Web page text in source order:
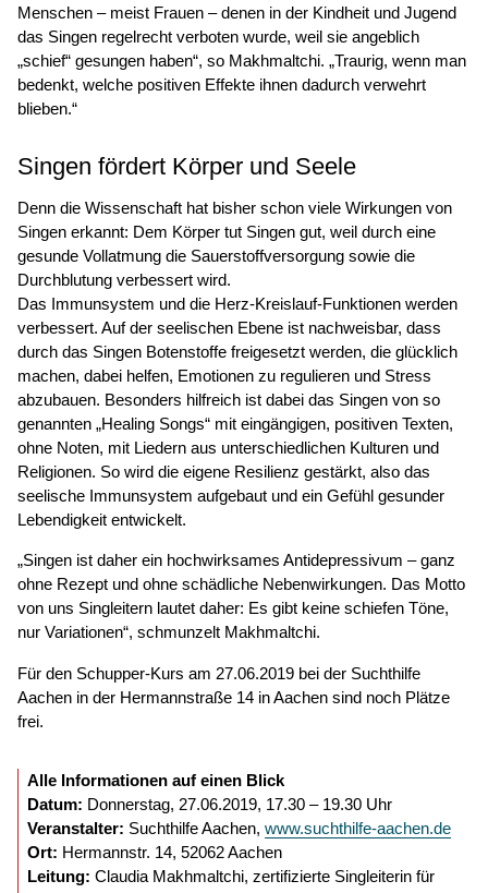
Menschen – meist Frauen – denen in der Kindheit und Jugend
das Singen regelrecht verboten wurde, weil sie angeblich
„schief“ gesungen haben“, so Makhmaltchi. „Traurig, wenn man
bedenkt, welche positiven Effekte ihnen dadurch verwehrt
blieben.“
Singen fördert Körper und Seele
Denn die Wissenschaft hat bisher schon viele Wirkungen von
Singen erkannt: Dem Körper tut Singen gut, weil durch eine
gesunde Vollatmung die Sauerstoffversorgung sowie die
Durchblutung verbessert wird.
Das Immunsystem und die Herz-Kreislauf-Funktionen werden
verbessert. Auf der seelischen Ebene ist nachweisbar, dass
durch das Singen Botenstoffe freigesetzt werden, die glücklich
machen, dabei helfen, Emotionen zu regulieren und Stress
abzubauen. Besonders hilfreich ist dabei das Singen von so
genannten „Healing Songs“ mit eingängigen, positiven Texten,
ohne Noten, mit Liedern aus unterschiedlichen Kulturen und
Religionen. So wird die eigene Resilienz gestärkt, also das
seelische Immunsystem aufgebaut und ein Gefühl gesunder
Lebendigkeit entwickelt.
„Singen ist daher ein hochwirksames Antidepressivum – ganz
ohne Rezept und ohne schädliche Nebenwirkungen. Das Motto
von uns Singleitern lautet daher: Es gibt keine schiefen Töne,
nur Variationen“, schmunzelt Makhmaltchi.
Für den Schupper-Kurs am 27.06.2019 bei der Suchthilfe
Aachen in der Hermannstraße 14 in Aachen sind noch Plätze
frei.
Alle Informationen auf einen Blick
Datum: Donnerstag, 27.06.2019, 17.30 – 19.30 Uhr
Veranstalter: Suchthilfe Aachen, www.suchthilfe-aachen.de
Ort: Hermannstr. 14, 52062 Aachen
Leitung: Claudia Makhmaltchi, zertifizierte Singleiterin für